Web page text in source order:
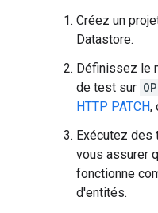
Créez un
Datastore.
Définissez le
de test sur
HTTP PATCH,
Exécutez des
vous assurer
fonctionne
d'entités.